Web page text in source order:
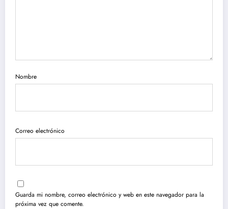
Nombre
Correo electrónico
Guarda mi nombre, correo electrónico y web en este navegador para la
próxima vez que comente.